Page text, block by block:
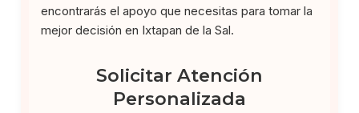
encontrarás el apoyo que necesitas para tomar la
mejor decisión en Ixtapan de la Sal.
Solicitar Atención
Personalizada